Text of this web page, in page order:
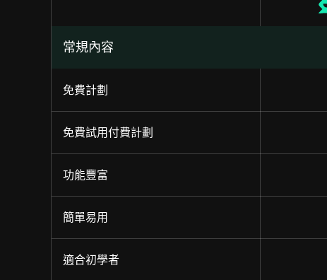
常規內容
免費計劃
免費試用付費計劃
功能豐富
簡單易用
適合初學者